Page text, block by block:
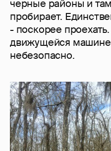
черные районы и
пробирает.
- поскорее
движущейся машине
небезопасно.